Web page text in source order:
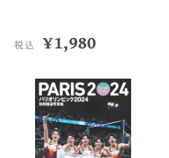
税込 ¥1,980